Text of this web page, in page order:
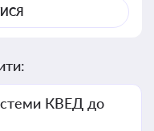
КВЕД до